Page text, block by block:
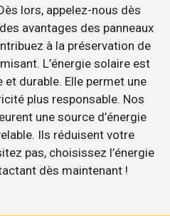
lors, appelez-nous dès
avantages des panneaux
à la préservation de
L’énergie solaire est
durable. Elle permet une
plus responsable. Nos
une source d’énergie
Ils réduisent votre
pas, choisissez l’énergie
dès maintenant !